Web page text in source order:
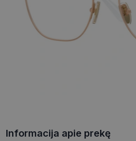
Informacija apie prekę